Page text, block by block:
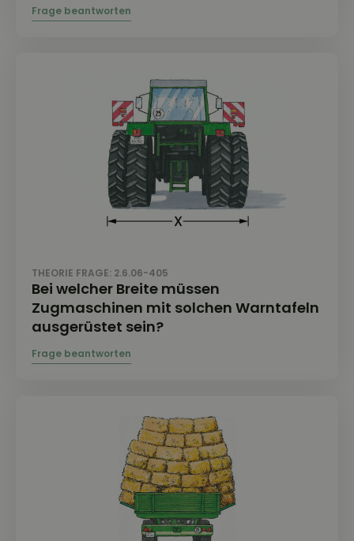
THEORIE FRAGE: 2.6.06-405
Bei welcher Breite müssen
Zugmaschinen mit solchen Warntafeln
ausgerüstet sein?